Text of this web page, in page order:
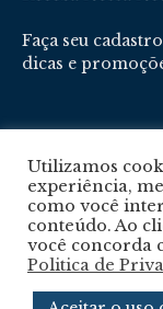
Faça seu
dicas e
Cadastre-se
Utilizamos
experiência,
como você
conteúdo. Ao
você concorda
Politica de